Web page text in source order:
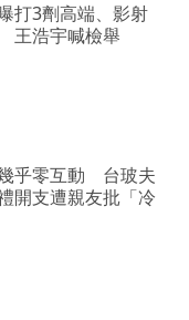
打3劑高端、影射
王浩宇喊檢舉
乎零互動 台玻夫
開支遭親友批「冷